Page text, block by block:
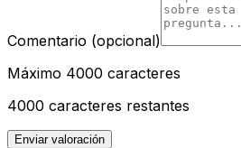
Comentario (opcional)
Máximo 4000 caracteres
4000 caracteres restantes
Enviar valoración